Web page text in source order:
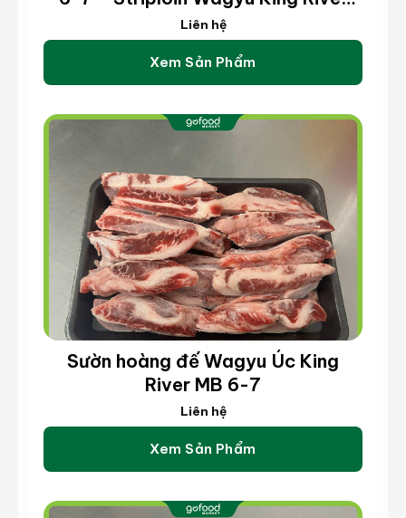
MB 6-7 (kg)
Liên hệ
Xem Sản Phẩm
Sườn hoàng đế Wagyu Úc King
River MB 6-7
Liên hệ
Xem Sản Phẩm